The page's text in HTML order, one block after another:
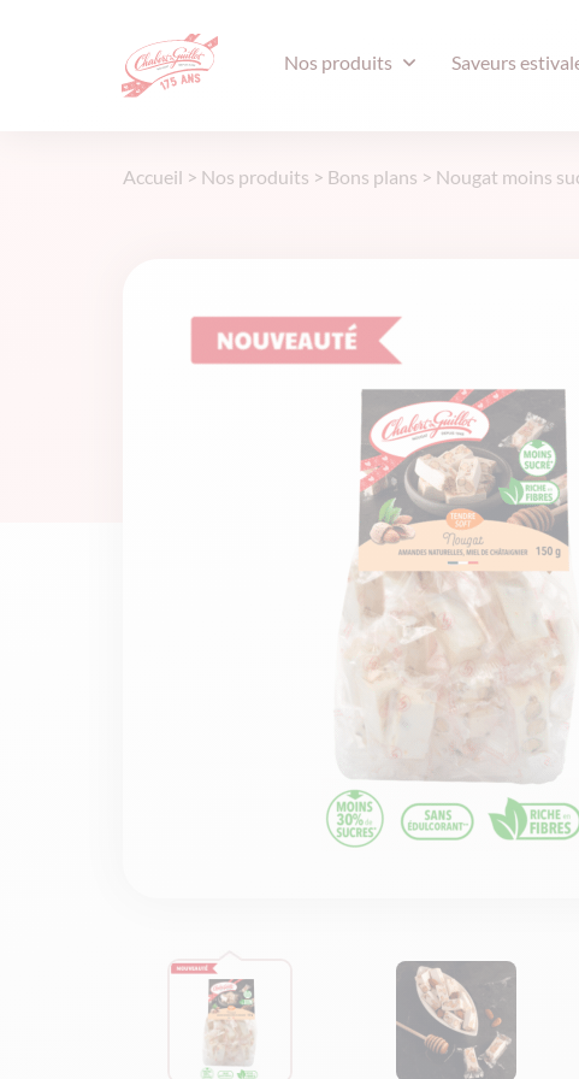
Nos produits Saveurs
Accueil > Nos produits > Bons plans > Nougat moins